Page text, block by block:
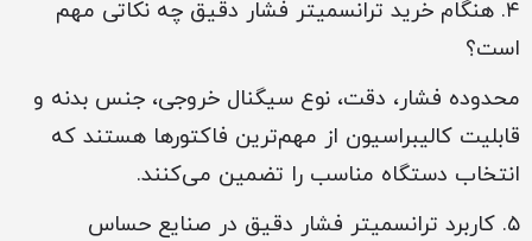
۴. هنگام خرید ترانسمیتر فشار دقیق چه نکاتی مهم
است؟
محدوده فشار، دقت، نوع سیگنال خروجی، جنس بدنه و
قابلیت کالیبراسیون از مهم‌ترین فاکتورها هستند که
انتخاب دستگاه مناسب را تضمین می‌کنند.
۵. کاربرد ترانسمیتر فشار دقیق در صنایع حساس